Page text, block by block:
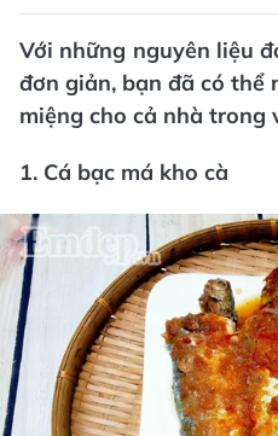
Với những nguyên liệu
đơn giản, bạn đã có thể
miệng cho cả nhà trong
1. Cá bạc má kho cà